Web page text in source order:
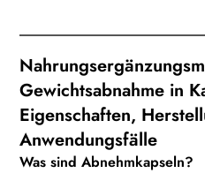
Gewichtsabnahme in
Eigenschaften,
Anwendungsfälle
Was sind Abnehmkapseln?